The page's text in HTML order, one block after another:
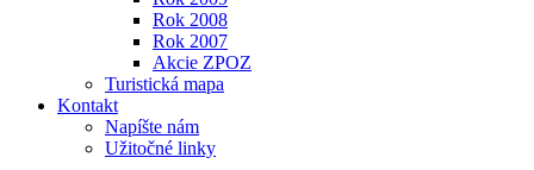
Rok 2008
Rok 2007
Akcie ZPOZ
Turistická mapa
Kontakt
Napíšte nám
Užitočné linky